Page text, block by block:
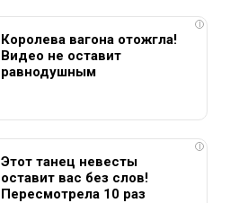
i
Королева вагона отожгла!
Видео не оставит
равнодушным
i
Этот танец невесты
оставит вас без слов!
Пересмотрела 10 раз